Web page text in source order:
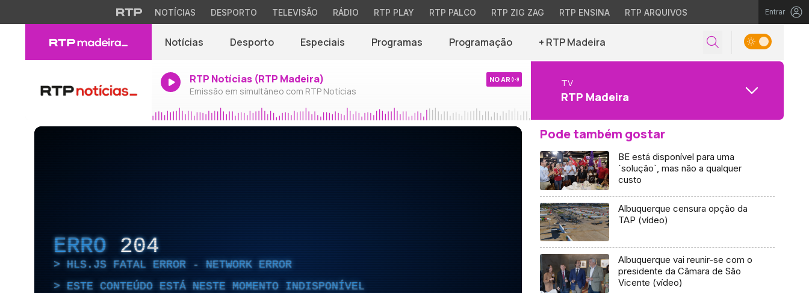
NOTÍCIAS DESPORTO TELEVISÃO RÁDIO RTP PLAY RTP PALCO RTP ZIG ZAG RTP ENSINA RTP ARQUIVOS Entrar
Notícias Desporto Especiais Programas Programação + RTP Madeira
RTP Notícias (RTP Madeira)
Emissão em simultâneo com RTP Notícias
NO AR TV
RTP Madeira
ERRO 204
HLS.JS FATAL ERROR - NETWORK ERROR
ESTE CONTEÚDO ESTÁ NESTE MOMENTO INDISPONÍVEL
Pode também gostar
BE está disponível para uma
`solução`, mas não a qualquer
custo
Albuquerque censura opção da
TAP (vídeo)
Albuquerque vai reunir-se com o
presidente da Câmara de São
Vicente (vídeo)